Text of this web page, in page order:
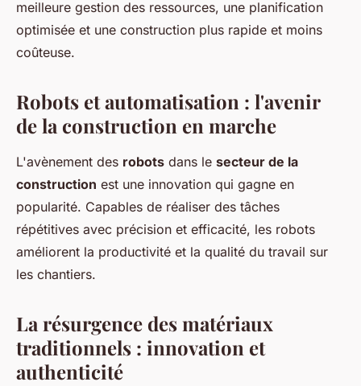
meilleure gestion des ressources, une planification
optimisée et une construction plus rapide et moins
coûteuse.
Robots et automatisation : l'avenir
de la construction en marche
L'avènement des robots dans le secteur de la
construction est une innovation qui gagne en
popularité. Capables de réaliser des tâches
répétitives avec précision et efficacité, les robots
améliorent la productivité et la qualité du travail sur
les chantiers.
La résurgence des matériaux
traditionnels : innovation et
authenticité